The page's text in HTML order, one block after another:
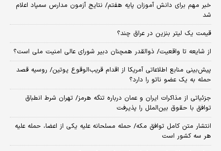
خبر مهم برای دانش آموزان پایه هفتم/ نتایج آزمون مدارس سمپاد اعلام
شد
قیمت یک لیتر بنزین در عراق چند؟
از شایعه تا واقعیت/ ذوالقدر همچنان دبیر شورای ‌عالی امنیت ملی است؟
پیش‌بینی منابع اطلاعاتی آمریکا از اقدام قریب‌الوقوع پوتین/ روسیه قصد
حمله به یک عضو ناتو را دارد؟
جزئیاتی از مذاکرات ایران و عمان درباره تنگه هرمز/ تهران شرط انطباق
توافق با حقوق بین‌الملل را پذیرفت
انتشار متن کامل توافق مکه/ حمله مسلحانه علیه یکی از اعضا، حمله علیه
هر سه کشور است